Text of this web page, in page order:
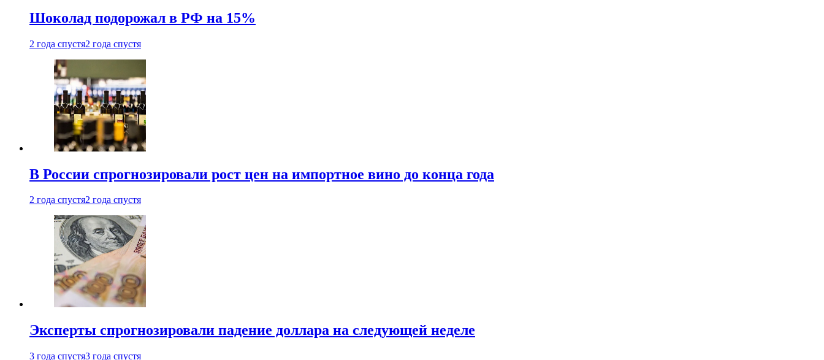
Шоколад подорожал в РФ на 15%
2 года спустя2 года спустя
В России спрогнозировали рост цен на импортное вино до конца года
2 года спустя2 года спустя
Эксперты спрогнозировали падение доллара на следующей неделе
3 года спустя3 года спустя